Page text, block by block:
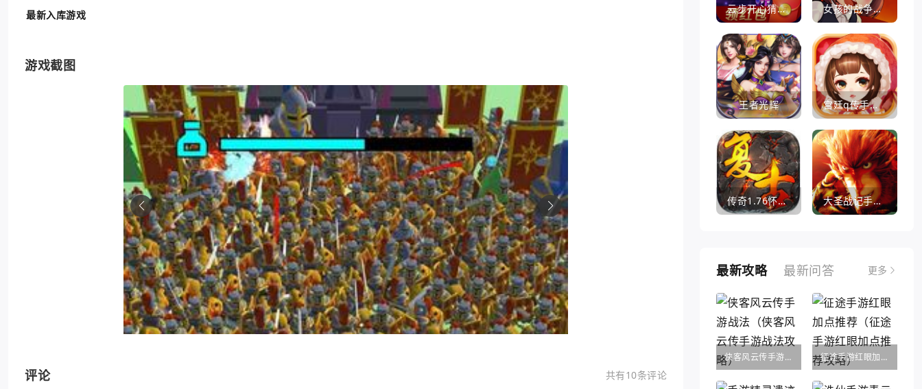
最新入库游戏
游戏截图
评论 共有10条评论
云步开心猜歌名 女孩的战争手机版(暂未上线)
王者光辉 宫廷q传手游百度版
传奇1.76怀旧版打金服 大圣战记手游官方版
最新攻略 最新问答 更多
侠客风云传手游战法（侠客风云传手游战法攻略） 征途手游红眼加点推荐（征途手游红眼加点推荐攻略）